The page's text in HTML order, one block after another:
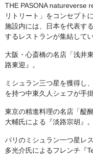
THE PASONA natureverse
リトリート」をコンセプト
施設内には、日本を代表す
するレストランが集結してい
大阪・心斎橋の名店「浅井
路東迎』。
ミシュラン三つ星を獲得し
を持つ中東久人シェフが手
東京の精進料理の名店「醍
大輔氏による『淡路宗胡』。
パリのミシュラン一つ星レ
多光介氏によるフレンチ『